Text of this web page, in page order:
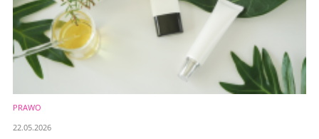
PRAWO
22.05.2026